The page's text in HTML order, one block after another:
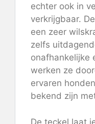
echter ook in
verkrijgbaar.
een zeer
zelfs
onafhankelijke
werken ze
ervaren
bekend zijn
De teckel laat